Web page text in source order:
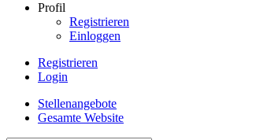
Profil
Registrieren
Einloggen
Registrieren
Login
Stellenangebote
Gesamte Website